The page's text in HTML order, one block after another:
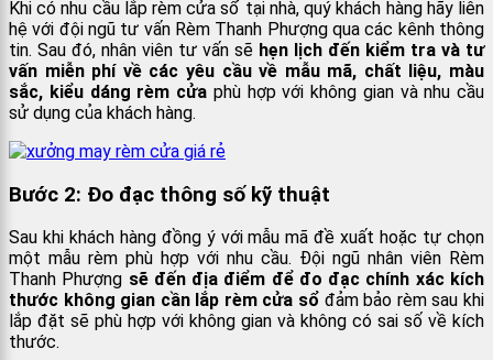
Khi có nhu cầu lắp rèm cửa sổ tại nhà, quý khách hàng hãy liên
hệ với đội ngũ tư vấn Rèm Thanh Phượng qua các kênh thông
tin. Sau đó, nhân viên tư vấn sẽ hẹn lịch đến kiểm tra và tư
vấn miễn phí về các yêu cầu về mẫu mã, chất liệu, màu
sắc, kiểu dáng rèm cửa phù hợp với không gian và nhu cầu
sử dụng của khách hàng.
Bước 2: Đo đạc thông số kỹ thuật
Sau khi khách hàng đồng ý với mẫu mã đề xuất hoặc tự chọn
một mẫu rèm phù hợp với nhu cầu. Đội ngũ nhân viên Rèm
Thanh Phượng sẽ đến địa điểm để đo đạc chính xác kích
thước không gian cần lắp rèm cửa sổ đảm bảo rèm sau khi
lắp đặt sẽ phù hợp với không gian và không có sai số về kích
thước.